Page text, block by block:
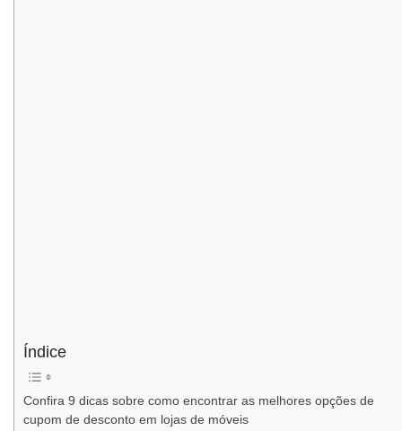
Índice
Confira 9 dicas sobre como encontrar as melhores opções de
cupom de desconto em lojas de móveis